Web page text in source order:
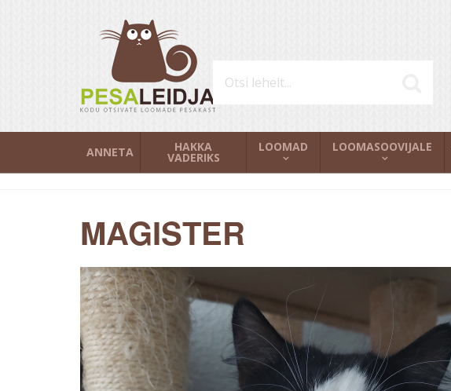
ANNETA HAKKA
VADERIKS
LOOMAD LOOMASOOVIJALE
MAGISTER